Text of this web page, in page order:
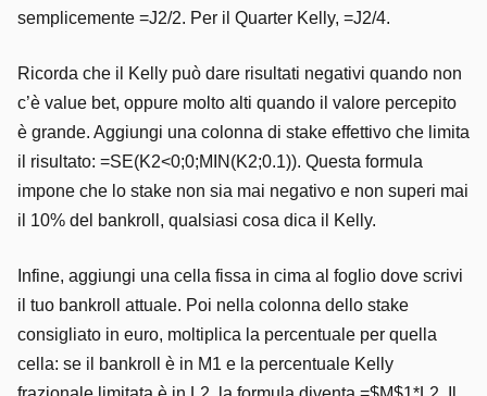
semplicemente =J2/2. Per il Quarter Kelly, =J2/4.
Ricorda che il Kelly può dare risultati negativi quando non
c’è value bet, oppure molto alti quando il valore percepito
è grande. Aggiungi una colonna di stake effettivo che limita
il risultato: =SE(K2<0;0;MIN(K2;0.1)). Questa formula
impone che lo stake non sia mai negativo e non superi mai
il 10% del bankroll, qualsiasi cosa dica il Kelly.
Infine, aggiungi una cella fissa in cima al foglio dove scrivi
il tuo bankroll attuale. Poi nella colonna dello stake
consigliato in euro, moltiplica la percentuale per quella
cella: se il bankroll è in M1 e la percentuale Kelly